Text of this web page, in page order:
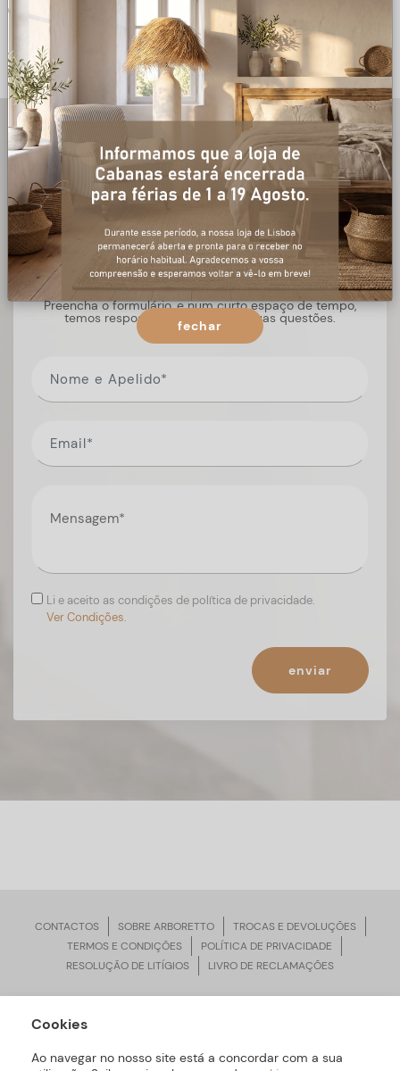
+ informações
Preencha o formulário, e num curto espaço de tempo,
temos respostas para todas as suas questões.
Li e aceito as condições de política de privacidade.
Ver Condições.
enviar
CONTACTOS SOBRE ARBORETTO
TROCAS E DEVOLUÇÕES
TERMOS E CONDIÇÕES
POLÍTICA DE PRIVACIDADE
RESOLUÇÃO DE LITÍGIOS
LIVRO DE RECLAMAÇÕES
ARBORETTO © Todos os Direitos Reservados | Desenvolvido por
Cookies
Ao navegar no nosso site está a concordar com a sua
fechar